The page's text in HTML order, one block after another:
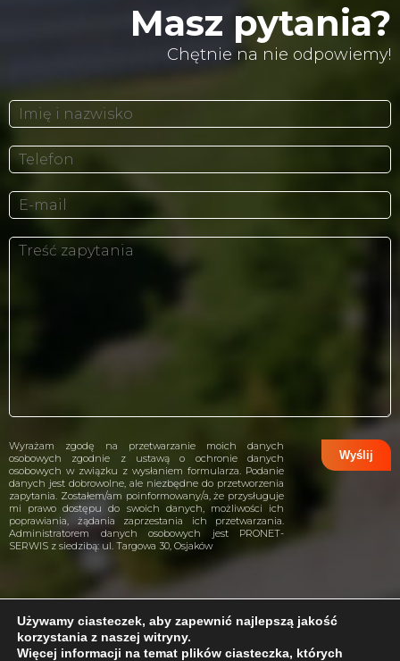
Masz pytania?
Chętnie na nie odpowiemy!
Wyrażam zgodę na przetwarzanie moich danych
osobowych zgodnie z ustawą o ochronie danych
osobowych w związku z wysłaniem formularza. Podanie
danych jest dobrowolne, ale niezbędne do przetworzenia
zapytania. Zostałem/am poinformowany/a, że przysługuje
mi prawo dostępu do swoich danych, możliwości ich
poprawiania, żądania zaprzestania ich przetwarzania.
Administratorem danych osobowych jest PRONET-
SERWIS z siedzibą: ul. Targowa 30, Osjaków
projekt i wykonanie:CreativeHeads.pl
Używamy ciasteczek, aby zapewnić najlepszą jakość
korzystania z naszej witryny.
Więcej informacji na temat plików ciasteczka, których